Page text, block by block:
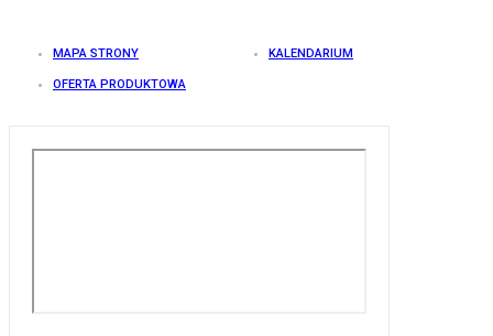
MAPA STRONY KALENDARIUM
OFERTA PRODUKTOWA